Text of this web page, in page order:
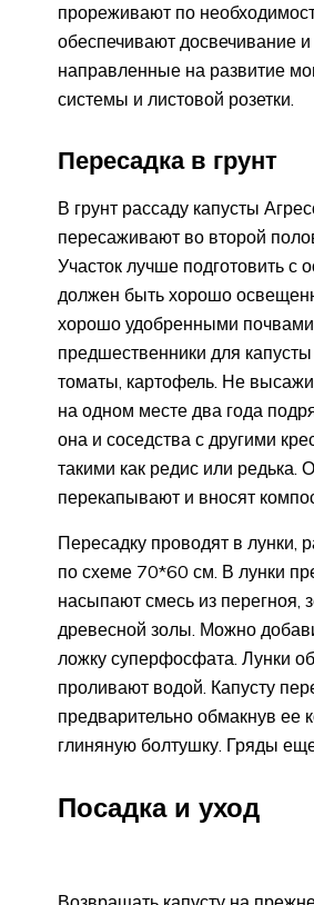
прореживают по
обеспечивают досвечивание
направленные на развитие
системы и листовой розетки.
Пересадка в грунт
В грунт рассаду капусты
пересаживают во второй
Участок лучше подготовить с
должен быть хорошо
хорошо удобренными
предшественники для
томаты, картофель. Не
на одном месте два года
она и соседства с другими
такими как редис или редька.
перекапывают и вносят
Пересадку проводят в лунки,
по схеме 70*60 см. В лунки
насыпают смесь из перегноя,
древесной золы. Можно
ложку суперфосфата. Лунки
проливают водой. Капусту
предварительно обмакнув ее
глиняную болтушку. Гряды
Посадка и уход